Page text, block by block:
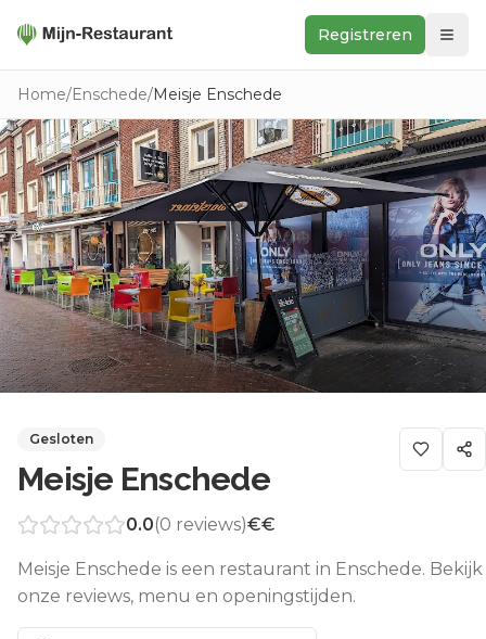
Registreren
Zoeken
In de buurt
Ontdek
Keukens
Foodwall
Reviews
Home/Enschede/Meisje Enschede
Gesloten
Meisje Enschede
0.0(0 reviews)€€
Meisje Enschede is een restaurant in Enschede. Bekijk
onze reviews, menu en openingstijden.